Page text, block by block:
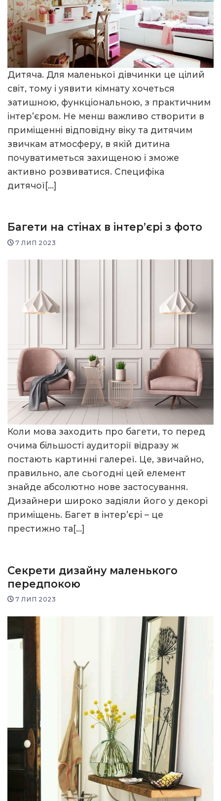
Дитяча. Для маленької дівчинки це цілий
світ, тому і уявити кімнату хочеться
затишною, функціональною, з практичним
інтер’єром. Не менш важливо створити в
приміщенні відповідну віку та дитячим
звичкам атмосферу, в якій дитина
почуватиметься захищеною і зможе
активно розвиватися. Специфіка
дитячої[…]
Багети на стінах в інтер’єрі з фото
7 ЛИП 2023
Коли мова заходить про багети, то перед
очима більшості аудиторії відразу ж
постають картинні галереї. Це, звичайно,
правильно, але сьогодні цей елемент
знайде абсолютно нове застосування.
Дизайнери широко задіяли його у декорі
приміщень. Багет в інтер’єрі – це
престижно та[…]
Секрети дизайну маленького
передпокою
7 ЛИП 2023